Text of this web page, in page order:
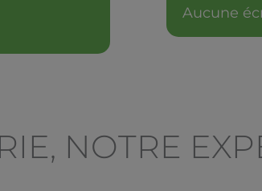
Aucune
NOTRE